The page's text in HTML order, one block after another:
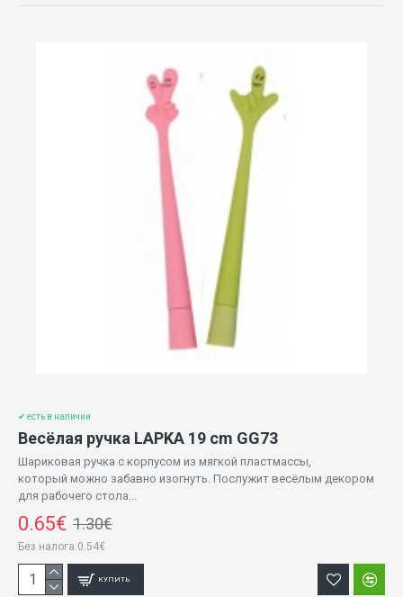
✔ есть в наличии
Весёлая ручка LAPKA 19 cm GG73
Шариковая ручка с корпусом из мягкой пластмассы,
который можно забавно изогнуть. Послужит весёлым декором
для рабочего стола...
0.65€ 1.30€
Без налога:0.54€
КУПИТЬ